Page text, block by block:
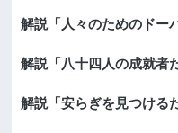
解説「人々のためのドー
解説「八十四人の成就者
解説「安らぎを見つける